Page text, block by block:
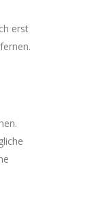
erst